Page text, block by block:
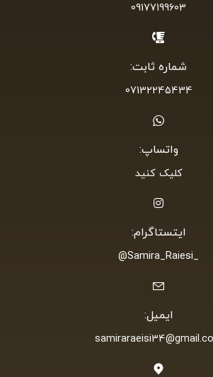
09177199603
شماره ثابت:
07132245434
واتساپ:
کلیک کنید
ایتستاگرام:
_Samira_Raiesi@
ایمیل: